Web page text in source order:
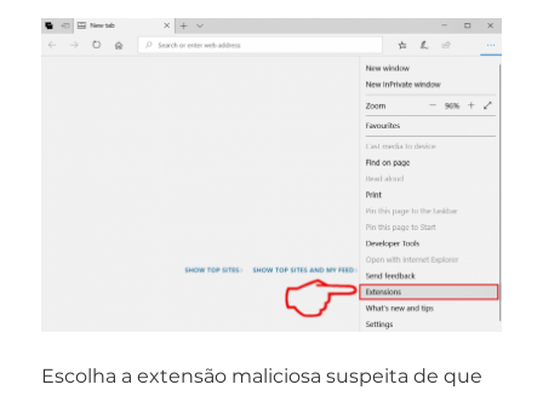
Escolha a extensão maliciosa suspeita de que